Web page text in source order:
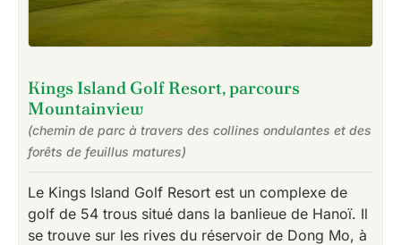
Kings Island Golf Resort, parcours
Mountainview
(chemin de parc à travers des collines ondulantes et des
forêts de feuillus matures)
Le Kings Island Golf Resort est un complexe de
golf de 54 trous situé dans la banlieue de Hanoï. Il
se trouve sur les rives du réservoir de Dong Mo, à